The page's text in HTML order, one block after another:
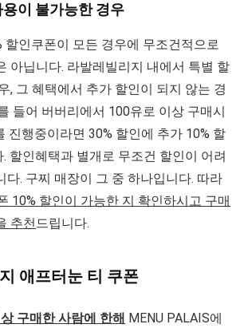
이 불가능한 경우
할인쿠폰이 모든 경우에 무조건적으로
아닙니다. 라발레빌리지 내에서 특별 할
, 그 혜택에서 추가 할인이 되지 않는 경
들어 버버리에서 100유로 이상 구매시
진행중이라면 30% 할인에 추가 10% 할
할인혜택과 별개로 무조건 할인이 어려
다. 구찌 매장이 그 중 하나입니다. 따라
10% 할인이 가능한 지 확인하시고 구매
추천드립니다.
애프터눈 티 쿠폰
구매한 사람에 한해 MENU PALAIS에